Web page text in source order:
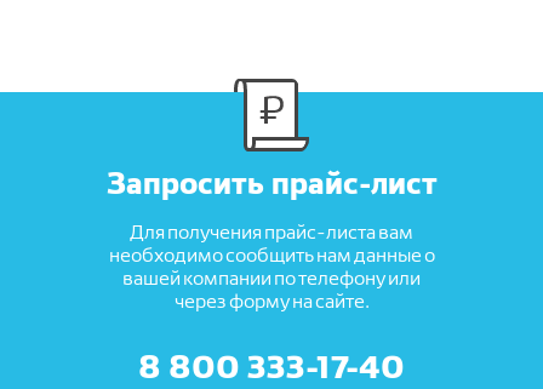
Запросить прайс-лист
Для получения прайс-листа вам
необходимо сообщить нам данные о
вашей компании по телефону или
через форму на сайте.
8 800 333-17-40